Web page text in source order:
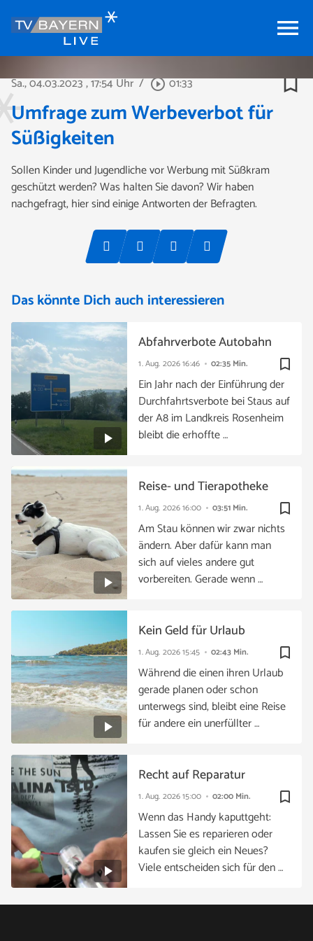
menu
Sa., 04.03.2023, 17:54 Uhr / play_circle_outline01:33 bookmark_border
Umfrage zum Werbeverbot für
Süßigkeiten
Sollen Kinder und Jugendliche vor Werbung mit Süßkram
geschützt werden? Was halten Sie davon? Wir haben
nachgefragt, hier sind einige Antworten der Befragten.
Das könnte Dich auch interessieren
bookmark_border
1. Aug. 202616:46 02:35 Min.
Abfahrverbote Autobahn
Ein Jahr nach der Einführung der
Durchfahrtsverbote bei Staus auf
der A8 im Landkreis Rosenheim
bleibt die erhoffte …
bookmark_border
1. Aug. 202616:00 03:51 Min.
Reise- und Tierapotheke
Am Stau können wir zwar nichts
ändern. Aber dafür kann man
sich auf vieles andere gut
vorbereiten. Gerade wenn …
bookmark_border
1. Aug. 202615:45 02:43 Min.
Kein Geld für Urlaub
Während die einen ihren Urlaub
gerade planen oder schon
unterwegs sind, bleibt eine Reise
für andere ein unerfüllter …
bookmark_border
1. Aug. 202615:00 02:00 Min.
Recht auf Reparatur
Wenn das Handy kaputtgeht:
Lassen Sie es reparieren oder
kaufen sie gleich ein Neues?
Viele entscheiden sich für den …